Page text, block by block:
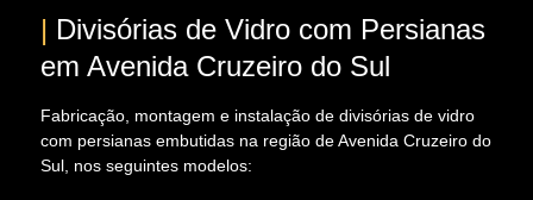
| Divisórias de Vidro com Persianas
em Avenida Cruzeiro do Sul
Fabricação, montagem e instalação de divisórias de vidro
com persianas embutidas na região de Avenida Cruzeiro do
Sul, nos seguintes modelos: